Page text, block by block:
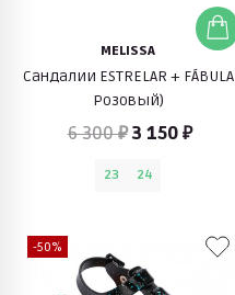
MELISSA
Сандалии ESTRELAR + FÁBULA
Розовый)
6 300 ₽3 150 ₽
23 24
-50%